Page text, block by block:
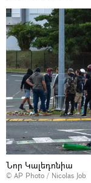
Նոր Կալեդոնիա
© AP Photo / Nicolas Job